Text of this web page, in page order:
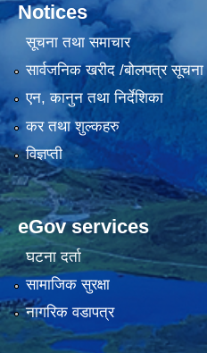
Notices
सूचना तथा समाचार
सार्वजनिक खरीद /बोलपत्र सूचना
एन, कानुन तथा निर्देशिका
कर तथा शुल्कहरु
विज्ञप्ती
eGov services
घटना दर्ता
सामाजिक सुरक्षा
नागरिक वडापत्र